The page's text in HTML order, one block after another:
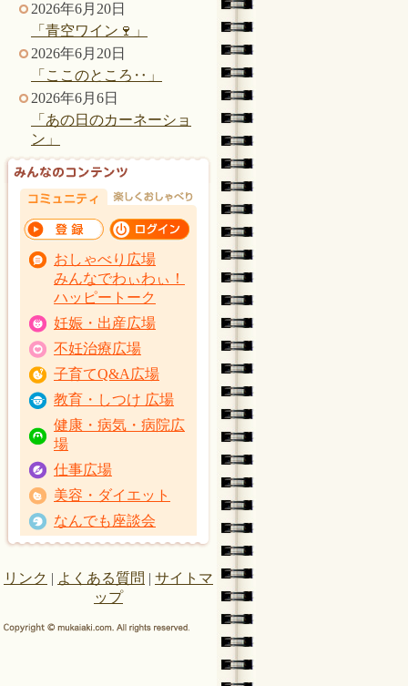
2026年6月20日
「青空ワイン🍷」
2026年6月20日
「ここのところ‥」
2026年6月6日
「あの日のカーネーショ
ン」
おしゃべり広場
みんなでわぃわぃ！
ハッピートーク
妊娠・出産広場
不妊治療広場
子育てQ&A広場
教育・しつけ 広場
健康・病気・病院広
場
仕事広場
美容・ダイエット
なんでも座談会
リンク | よくある質問 | サイトマ
ップ